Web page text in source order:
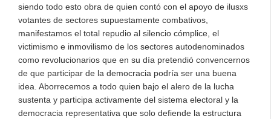
siendo todo esto obra de quien contó con el apoyo de ilusxs
votantes de sectores supuestamente combativos,
manifestamos el total repudio al silencio cómplice, el
victimismo e inmovilismo de los sectores autodenominados
como revolucionarios que en su día pretendió convencernos
de que participar de la democracia podría ser una buena
idea. Aborrecemos a todo quien bajo el alero de la lucha
sustenta y participa activamente del sistema electoral y la
democracia representativa que solo defiende la estructura